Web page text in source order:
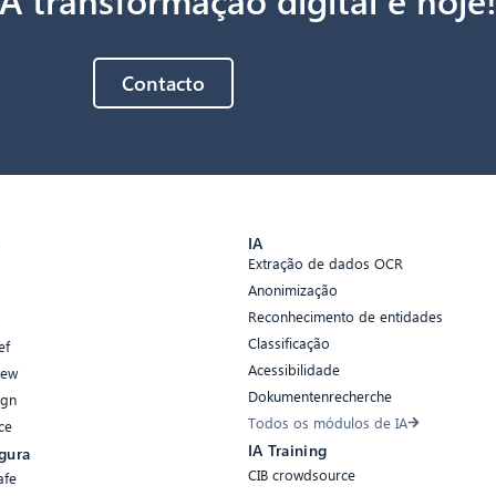
Contacto
IA
Extração de dados OCR
Anonimização
Reconhecimento de entidades
Classificação
Acessibilidade
Dokumentenrecherche
Todos os módulos de IA
IA Training
CIB crowdsource